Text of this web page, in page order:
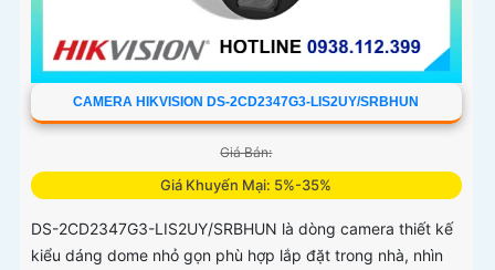
CAMERA HIKVISION DS-2CD2347G3-LIS2UY/SRBHUN
Giá Bán:
Giá Khuyến Mại: 5%-35%
DS-2CD2347G3-LIS2UY/SRBHUN là dòng camera thiết kế
kiểu dáng dome nhỏ gọn phù hợp lắp đặt trong nhà, nhìn